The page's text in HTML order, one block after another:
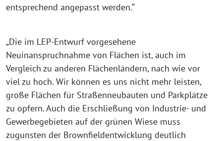
entsprechend angepasst werden.“
„Die im LEP-Entwurf vorgesehene
Neuinanspruchnahme von Flächen ist, auch im
Vergleich zu anderen Flächenländern, nach wie vor
viel zu hoch. Wir können es uns nicht mehr leisten,
große Flächen für Straßenneubauten und Parkplätze
zu opfern. Auch die Erschließung von Industrie- und
Gewerbegebieten auf der grünen Wiese muss
zugunsten der Brownfieldentwicklung deutlich